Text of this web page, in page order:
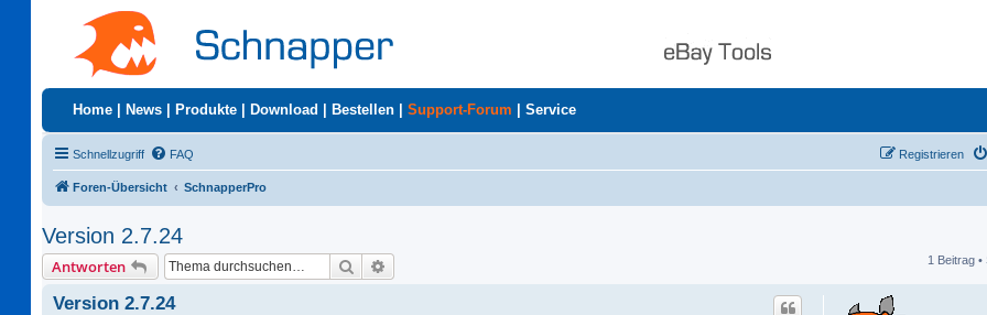
Home News Produkte Download Bestellen Support-Forum Service
Schnellzugriff FAQ Registrieren
Foren-Übersicht SchnapperPro
Version 2.7.24
Antworten Suche 1 Beitrag •
Version 2.7.24